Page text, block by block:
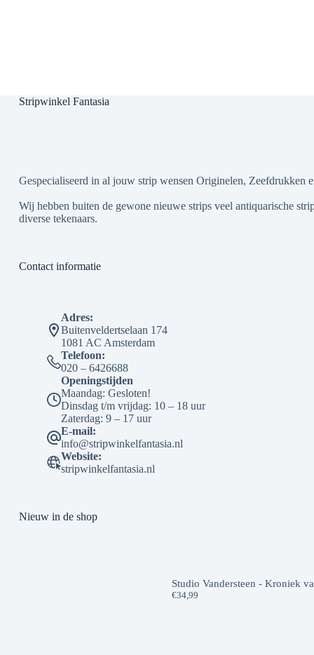
Stripwinkel Fantasia
Gespecialiseerd in al jouw strip wensen Originelen, Zeefdrukken
Wij hebben buiten de gewone nieuwe strips veel antiquarische
diverse tekenaars.
Contact informatie
Adres:
Buitenveldertselaan 174
1081 AC Amsterdam
Telefoon:
020 – 6426688
Openingstijden
Maandag: Gesloten!
Dinsdag t/m vrijdag: 10 – 18 uur
Zaterdag: 9 – 17 uur
E-mail:
info@stripwinkelfantasia.nl
Website:
stripwinkelfantasia.nl
Nieuw in de shop
Studio Vandersteen - Kroniek
€34,99